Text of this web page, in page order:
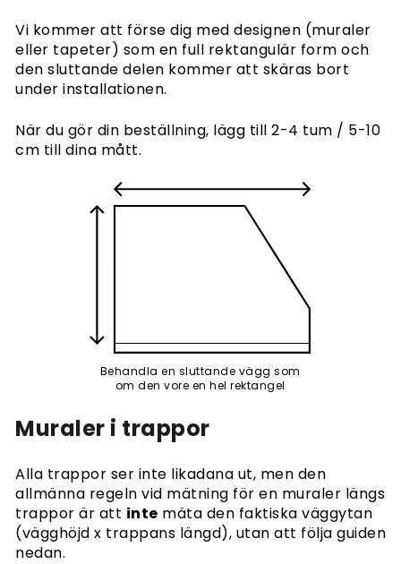
Vi kommer att förse dig med designen (muraler
eller tapeter) som en full rektangulär form och
den sluttande delen kommer att skäras bort
under installationen.
När du gör din beställning, lägg till 2-4 tum / 5-10
cm till dina mått.
Behandla en sluttande vägg som
om den vore en hel rektangel
Muraler i trappor
Alla trappor ser inte likadana ut, men den
allmänna regeln vid mätning för en muraler längs
trappor är att inte mäta den faktiska väggytan
(vägghöjd x trappans längd), utan att följa guiden
nedan.